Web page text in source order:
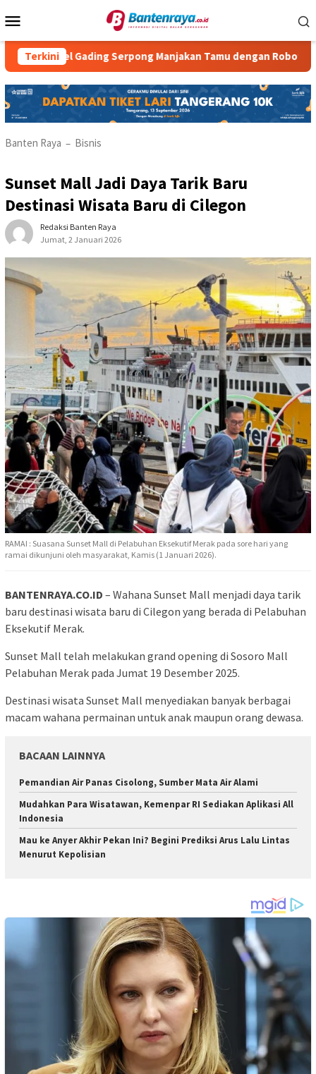
ke
Mobile
Terkini
Gading Serpong Manjakan Tamu dengan Robot Waiter
Banten Raya – Bisnis
Sunset Mall Jadi Daya Tarik Baru
Destinasi Wisata Baru di Cilegon
Redaksi Banten Raya
Jumat, 2 Januari 2026
RAMAI : Suasana Sunset Mall di Pelabuhan Eksekutif Merak pada sore hari yang
ramai dikunjuni oleh masyarakat, Kamis (1 Januari 2026).
BANTENRAYA.CO.ID – Wahana Sunset Mall menjadi daya tarik
baru destinasi wisata baru di Cilegon yang berada di Pelabuhan
Eksekutif Merak.
Sunset Mall telah melakukan grand opening di Sosoro Mall
Pelabuhan Merak pada Jumat 19 Desember 2025.
Destinasi wisata Sunset Mall menyediakan banyak berbagai
macam wahana permainan untuk anak maupun orang dewasa.
BACAAN LAINNYA
Pemandian Air Panas Cisolong, Sumber Mata Air Alami
Mudahkan Para Wisatawan, Kemenpar RI Sediakan Aplikasi All
Indonesia
Mau ke Anyer Akhir Pekan Ini? Begini Prediksi Arus Lalu Lintas
Menurut Kepolisian